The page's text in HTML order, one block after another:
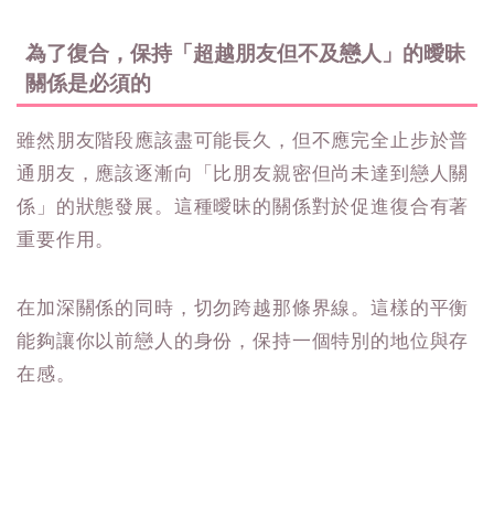
為了復合，保持「超越朋友但不及戀人」的曖昧
關係是必須的
雖然朋友階段應該盡可能長久，但不應完全止步於普
通朋友，應該逐漸向「比朋友親密但尚未達到戀人關
係」的狀態發展。這種曖昧的關係對於促進復合有著
重要作用。
在加深關係的同時，切勿跨越那條界線。這樣的平衡
能夠讓你以前戀人的身份，保持一個特別的地位與存
在感。